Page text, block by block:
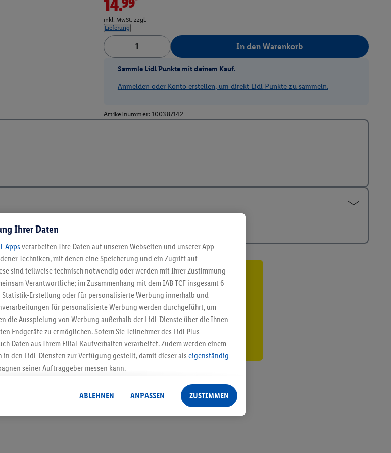
14.99*
inkl. MwSt. zzgl.
Lieferung
In den Warenkorb
Sammle Lidl Punkte mit deinem Kauf.
Anmelden oder Konto erstellen, um direkt Lidl Punkte zu sammeln.
Artikelnummer: 100387142
5.95 € Versand sparen³²ᵃ
Jetzt zum Newsletter anmelden
Gutschein sichern!
Ihrer Daten
Apps verarbeiten Ihre Daten auf unseren Webseiten und unserer App
Techniken, mit denen eine Speicherung und ein Zugriff auf
sind teilweise technisch notwendig oder werden mit Ihrer Zustimmung -
Verantwortliche; im Zusammenhang mit dem IAB TCF insgesamt 6
Erstellung oder für personalisierte Werbung innerhalb und
für personalisierte Werbung werden durchgeführt, um
die Ausspielung von Werbung außerhalb der Lidl-Dienste über die Ihnen
Endgeräte zu ermöglichen. Sofern Sie Teilnehmer des Lidl Plus-
Daten aus Ihrem Filial-Kaufverhalten verarbeitet. Zudem werden einem
in den Lidl-Diensten zur Verfügung gestellt, damit dieser als eigenständig
seiner Auftraggeber messen kann.
von Daten (z.B. über Ihre Nutzung der Lidl-Dienste, Ihr
aus Ihrem Kundenkonto - z.B. Alter oder Geschlecht - sowie Ihre
Endgeräte und Lidl-Dienste hinweg einschließlich dem Speichern von
ABLEHNEN ANPASSEN ZUSTIMMEN